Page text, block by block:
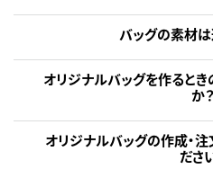
バッグの素材
オリジナルバッグを作ると
か？
オリジナルバッグの作成・
ださ